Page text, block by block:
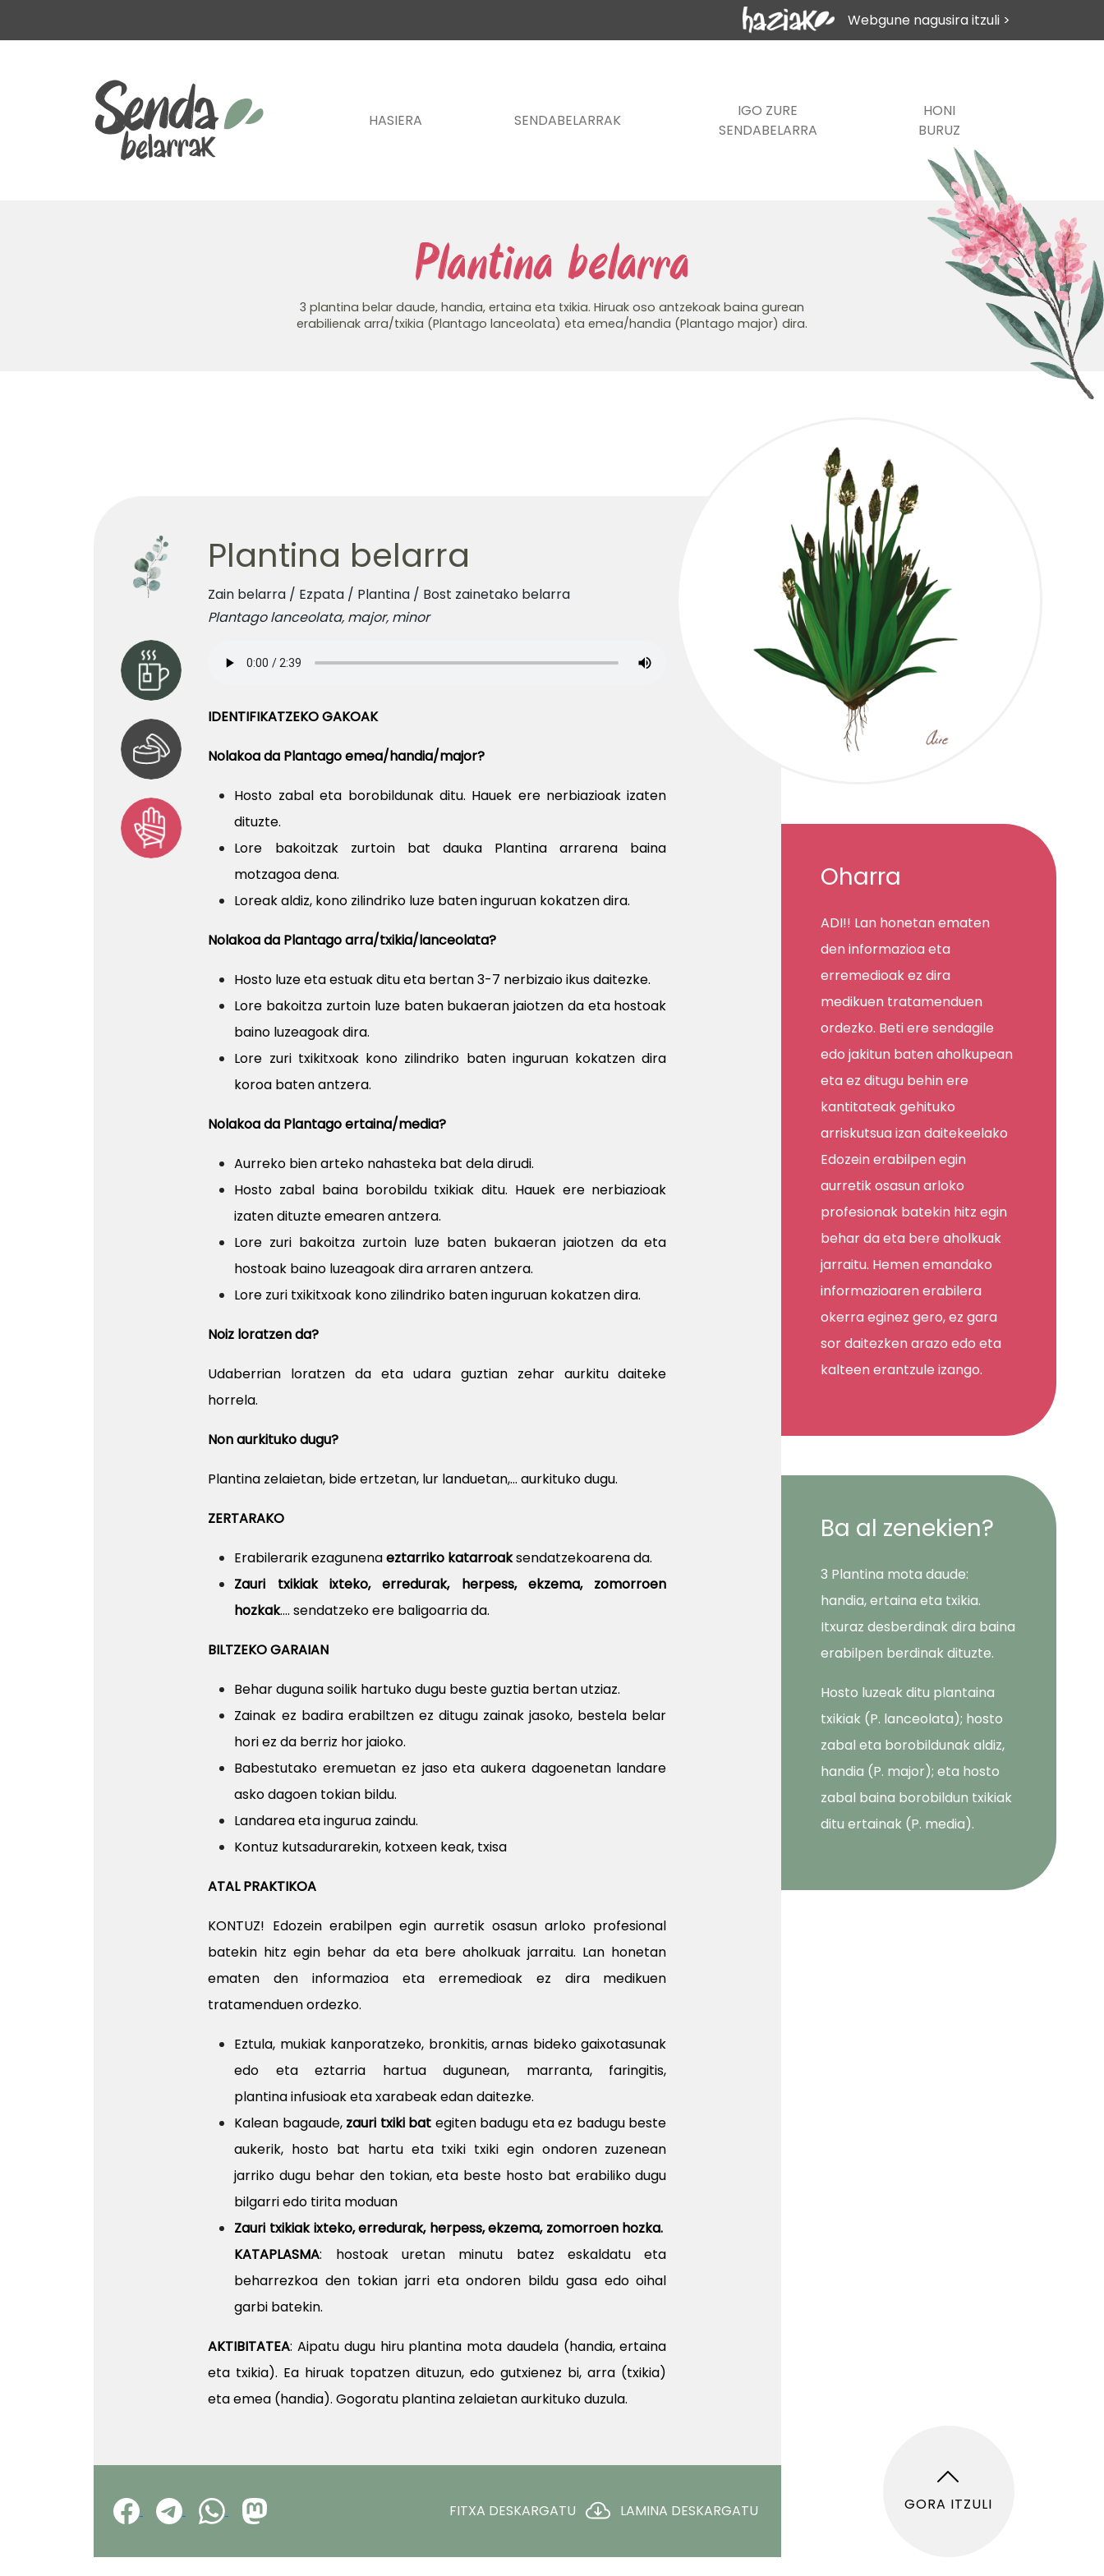
Webgune nagusira itzuli >
HASIERA SENDABELARRAK
IGO ZURE
SENDABELARRA
HONI
BURUZ
Plantina belarra
3 plantina belar daude, handia, ertaina eta txikia. Hiruak oso antzekoak baina gurean
erabilienak arra/txikia (Plantago lanceolata) eta emea/handia (Plantago major) dira.
Plantina belarra
Zain belarra / Ezpata / Plantina / Bost zainetako belarra
Plantago lanceolata, major, minor
IDENTIFIKATZEKO GAKOAK
Nolakoa da Plantago emea/handia/major?
Hosto zabal eta borobildunak ditu. Hauek ere nerbiazioak izaten
dituzte.
Lore bakoitzak zurtoin bat dauka Plantina arrarena baina
motzagoa dena.
Loreak aldiz, kono zilindriko luze baten inguruan kokatzen dira.
Nolakoa da Plantago arra/txikia/lanceolata?
Hosto luze eta estuak ditu eta bertan 3-7 nerbizaio ikus daitezke.
Lore bakoitza zurtoin luze baten bukaeran jaiotzen da eta hostoak
baino luzeagoak dira.
Lore zuri txikitxoak kono zilindriko baten inguruan kokatzen dira
koroa baten antzera.
Nolakoa da Plantago ertaina/media?
Aurreko bien arteko nahasteka bat dela dirudi.
Hosto zabal baina borobildu txikiak ditu. Hauek ere nerbiazioak
izaten dituzte emearen antzera.
Lore zuri bakoitza zurtoin luze baten bukaeran jaiotzen da eta
hostoak baino luzeagoak dira arraren antzera.
Lore zuri txikitxoak kono zilindriko baten inguruan kokatzen dira.
Noiz loratzen da?
Udaberrian loratzen da eta udara guztian zehar aurkitu daiteke
horrela.
Non aurkituko dugu?
Plantina zelaietan, bide ertzetan, lur landuetan,... aurkituko dugu.
ZERTARAKO
Erabilerarik ezagunenaeztarriko katarroaksendatzekoarena da.
Zauri txikiak ixteko, erredurak, herpess, ekzema, zomorroen
hozkak.... sendatzeko ere baligoarria da.
BILTZEKO GARAIAN
Behar duguna soilik hartuko dugu beste guztia bertan utziaz.
Zainak ez badira erabiltzen ez ditugu zainak jasoko, bestela belar
hori ez da berriz hor jaioko.
Babestutako eremuetan ez jaso eta aukera dagoenetan landare
asko dagoen tokian bildu.
Landarea eta ingurua zaindu.
Kontuz kutsadurarekin, kotxeen keak, txisa
ATAL PRAKTIKOA
KONTUZ! Edozein erabilpen egin aurretik osasun arloko profesional
batekin hitz egin behar da eta bere aholkuak jarraitu. Lan honetan
ematen den informazioa eta erremedioak ez dira medikuen
tratamenduen ordezko.
Eztula, mukiak kanporatzeko, bronkitis, arnas bideko gaixotasunak
edo eta eztarria hartua dugunean, marranta, faringitis,
plantina infusioak eta xarabeak edan daitezke.
Kalean bagaude, zauri txiki bat egiten badugu eta ez badugu beste
aukerik, hosto bat hartu eta txiki txiki egin ondoren zuzenean
jarriko dugu behar den tokian, eta beste hosto bat erabiliko dugu
bilgarri edo tirita moduan
Zauri txikiak ixteko, erredurak, herpess, ekzema, zomorroen hozka.
KATAPLASMA: hostoak uretan minutu batez eskaldatu eta
beharrezkoa den tokian jarri eta ondoren bildu gasa edo oihal
garbi batekin.
AKTIBITATEA: Aipatu dugu hiru plantina mota daudela (handia, ertaina
eta txikia). Ea hiruak topatzen dituzun, edo gutxienez bi, arra (txikia)
eta emea (handia). Gogoratu plantina zelaietan aurkituko duzula.
Oharra
ADI!! Lan honetan ematen
den informazioa eta
erremedioak ez dira
medikuen tratamenduen
ordezko. Beti ere sendagile
edo jakitun baten aholkupean
eta ez ditugu behin ere
kantitateak gehituko
arriskutsua izan daitekeelako
Edozein erabilpen egin
aurretik osasun arloko
profesionak batekin hitz egin
behar da eta bere aholkuak
jarraitu. Hemen emandako
informazioaren erabilera
okerra eginez gero, ez gara
sor daitezken arazo edo eta
kalteen erantzule izango.
Ba al zenekien?
3 Plantina mota daude:
handia, ertaina eta txikia.
Itxuraz desberdinak dira baina
erabilpen berdinak dituzte.
Hosto luzeak ditu plantaina
txikiak (P. lanceolata); hosto
zabal eta borobildunak aldiz,
handia (P. major); eta hosto
zabal baina borobildun txikiak
ditu ertainak (P. media).
GORA ITZULI
FITXA DESKARGATU LAMINA DESKARGATU